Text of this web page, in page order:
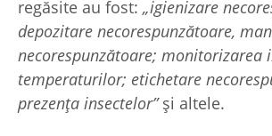
regăsite au fost: „igienizare
depozitare necorespunzătoare,
necorespunzătoare; monitorizarea
temperaturilor; etichetare
prezența insectelor”și altele.